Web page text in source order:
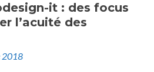
it : des focus
l’acuité des
2018